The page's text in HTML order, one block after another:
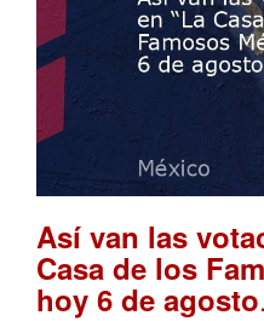
Así van las
Casa de los
hoy 6 de agosto